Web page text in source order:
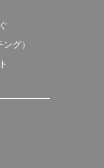
グ）